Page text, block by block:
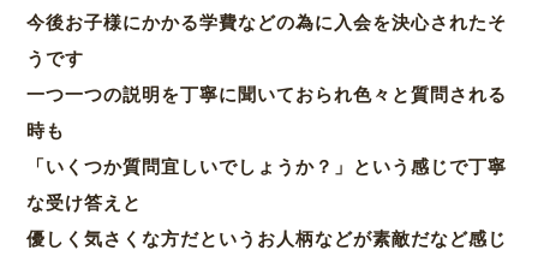
今後お子様にかかる学費などの為に入会を決心されたそ
うです
一つ一つの説明を丁寧に聞いておられ色々と質問される
時も
「いくつか質問宜しいでしょうか？」という感じで丁寧
な受け答えと
優しく気さくな方だというお人柄などが素敵だなど感じ